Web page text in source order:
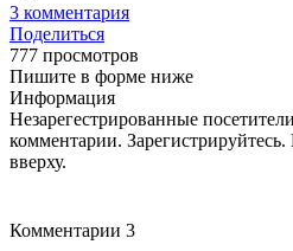
3 комментария
Поделиться
777 просмотров
Пишите в форме ниже
Информация
Незарегестрированные
комментарии.
вверху.
Комментарии 3